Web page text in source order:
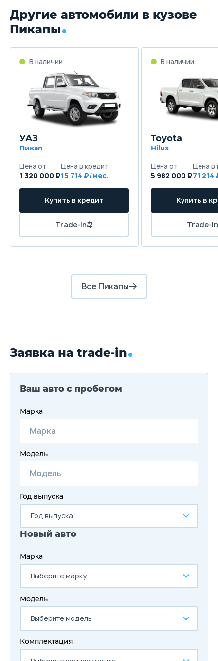
Другие автомобили в кузове
Пикапы
УАЗ
Пикап
1 320 000 ₽15 714
Toyota
Hilux
5 982 000 ₽71 214
Все Пикапы
Заявка на trade-in
Ваш авто с пробегом
Марка
Модель
Год выпуска
Год выпуска
Новый авто
Марка
Выберите марку
Модель
Выберите модель
Комплектация